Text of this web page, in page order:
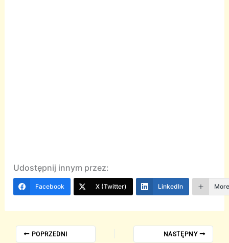
Udostępnij innym przez:
Facebook X (Twitter) LinkedIn
POPRZEDNI NASTĘPNY